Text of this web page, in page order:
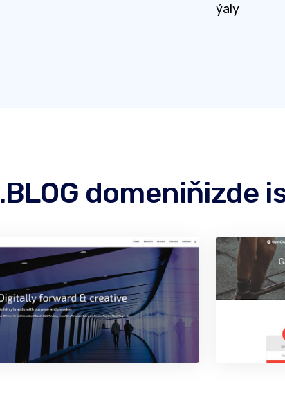
ýaly
.BLOG domeniňizde